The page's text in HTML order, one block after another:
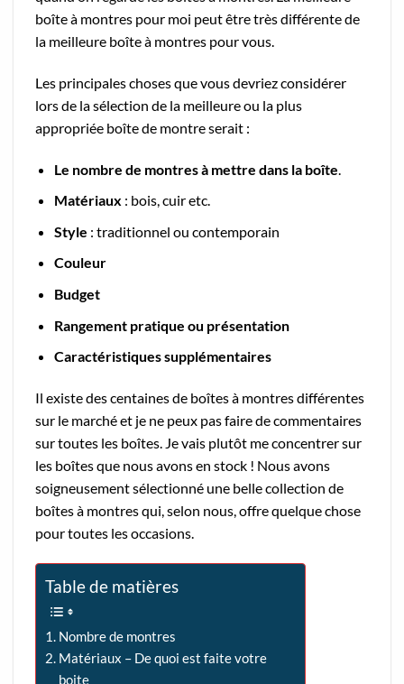
boîte à montres pour moi peut être très différente de
la meilleure boîte à montres pour vous.
Les principales choses que vous devriez considérer
lors de la sélection de la meilleure ou la plus
appropriée boîte de montre serait :
Le nombre de montres à mettre dans la boîte
Matériaux : bois, cuir etc.
Style : traditionnel ou contemporain
Couleur
Budget
Rangement pratique ou présentation
Caractéristiques supplémentaires
Il existe des centaines de boîtes à montres différentes
sur le marché et je ne peux pas faire de commentaires
sur toutes les boîtes. Je vais plutôt me concentrer sur
les boîtes que nous avons en stock ! Nous avons
soigneusement sélectionné une belle collection de
boîtes à montres qui, selon nous, offre quelque chose
pour toutes les occasions.
Table de matières
Nombre de montres
Matériaux – De quoi est faite votre
boite